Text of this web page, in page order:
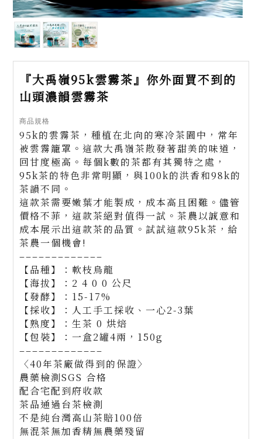
『大禹嶺95k雲霧茶』你外面買不到的
山頭濃韻雲霧茶
商品規格
95k的雲霧茶，種植在北向的寒冷茶園中，常年
被雲霧籠罩。這款大禹嶺茶散發著甜美的味道，
回甘度極高。每個k數的茶都有其獨特之處，
95k茶的特色非常明顯，與100k的洪香和98k的
茶韻不同。
這款茶需要嫩葉才能製成，成本高且困難。儘管
價格不菲，這款茶絕對值得一試。茶農以誠意和
成本展示出這款茶的品質。試試這款95k茶，給
茶農一個機會!
–––––––––––––
【品種】：軟枝烏龍
【海拔】：2 4 0 0 公尺
【發酵】：15-17%
【採收】：人工手工採收、一心2-3葉
【熟度】：生茶 0 烘焙
【包裝】：一盒2罐4兩，150g
–––––––––––––
〈40年茶廠做得到的保證〉
農藥檢測SGS 合格
配合宅配到府收款
茶品通過台茶檢測
不是純台灣高山茶賠100倍
無混茶無加香精無農藥殘留